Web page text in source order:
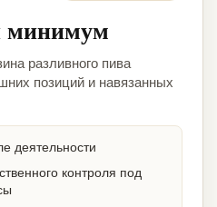
минимум
разливного пива
позиций и навязанных
деятельности
контроля под